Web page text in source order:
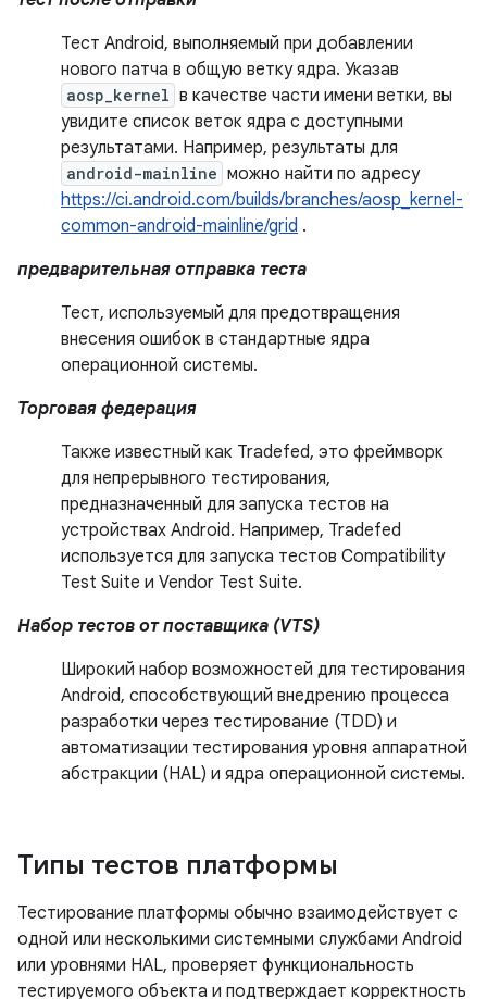
Тест Android, выполняемый при добавлении
нового патча в общую ветку ядра. Указав
aosp_kernel в качестве части имени ветки, вы
увидите список веток ядра с доступными
результатами. Например, результаты для
android-mainline можно найти по адресу
https://ci.android.com/builds/branches/aosp_kernel-
common-android-mainline/grid .
предварительная отправка теста
Тест, используемый для предотвращения
внесения ошибок в стандартные ядра
операционной системы.
Торговая федерация
Также известный как Tradefed, это фреймворк
для непрерывного тестирования,
предназначенный для запуска тестов на
устройствах Android. Например, Tradefed
используется для запуска тестов Compatibility
Test Suite и Vendor Test Suite.
Набор тестов от поставщика (VTS)
Широкий набор возможностей для тестирования
Android, способствующий внедрению процесса
разработки через тестирование (TDD) и
автоматизации тестирования уровня аппаратной
абстракции (HAL) и ядра операционной системы.
Типы тестов платформы
Тестирование платформы обычно взаимодействует с
одной или несколькими системными службами Android
или уровнями HAL, проверяет функциональность
тестируемого объекта и подтверждает корректность